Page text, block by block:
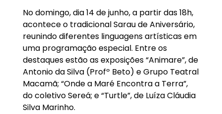
No domingo, dia 14 de junho, a partir das 18h,
acontece o tradicional Sarau de Aniversário,
reunindo diferentes linguagens artísticas em
uma programação especial. Entre os
destaques estão as exposições “Animare”, de
Antonio da Silva (Profº Beto) e Grupo Teatral
Macamã; “Onde a Maré Encontra a Terra”,
do coletivo Sereá; e “Turtle”, de Luíza Cláudia
Silva Marinho.